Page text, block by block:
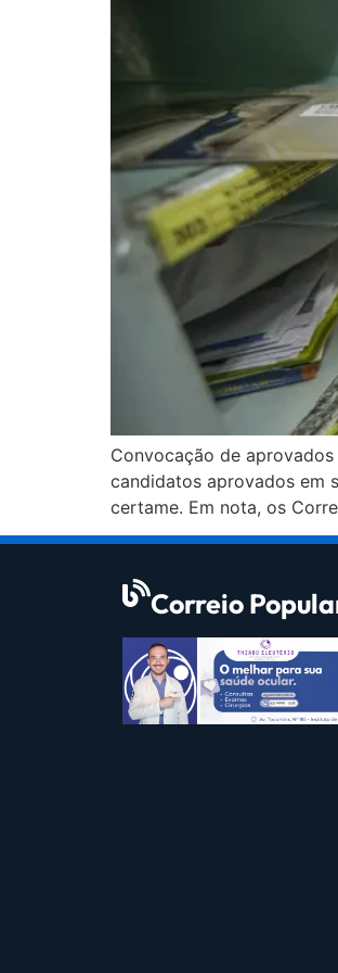
Convocação de
candidatos aprovados em
certame. Em nota, os
Correio